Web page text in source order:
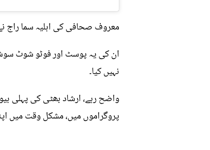
معروف صحافی کی اہلیہ سما راج
ان کی یہ پوسٹ اور فوٹو شوٹ
نہیں کیا۔
واضح رہے، ارشاد بھٹی کی پہلی
پروگراموں میں، مشکل وقت میں